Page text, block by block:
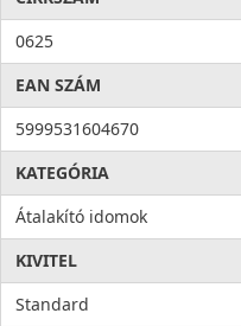
0625
EAN SZÁM
5999531604670
KATEGÓRIA
Átalakító idomok
KIVITEL
Standard